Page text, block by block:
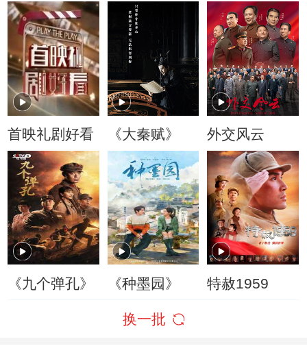
首映礼剧好看 《大秦赋》 外交风云
《九个弹孔》 《种墨园》 特赦1959
换一批